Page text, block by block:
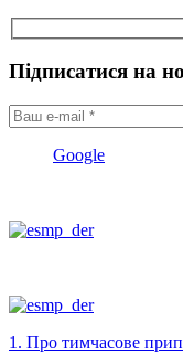
Підписатися на
Google
1. Про тимчасове